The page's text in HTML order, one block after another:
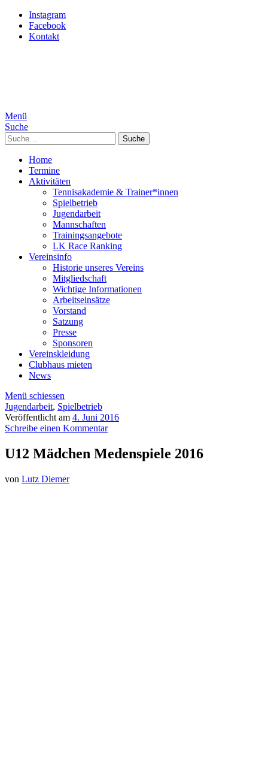
Instagram
Facebook
Kontakt
Menü
Suche
Suche
Home
Termine
Aktivitäten
Tennisakademie & Trainer*innen
Spielbetrieb
Jugendarbeit
Mannschaften
Trainingsangebote
LK Race Ranking
Vereinsinfo
Historie unseres Vereins
Mitgliedschaft
Wichtige Informationen
Arbeitseinsätze
Vorstand
Satzung
Presse
Sponsoren
Vereinskleidung
Clubhaus mieten
News
Menü schiessen
Jugendarbeit, Spielbetrieb
Veröffentlicht am 4. Juni 2016
Schreibe einen Kommentar
U12 Mädchen Medenspiele 2016
von Lutz Diemer